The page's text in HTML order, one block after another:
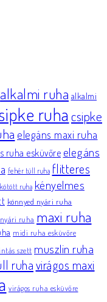
alkalmi ruha alkalmi
ruhacsipke
elegáns maxi ruha
ruha esküvőre elegáns
fehér tüll ruha flitteres
ruha kényelmes
könnyed nyári ruha
ruha maxi ruha
midi ruha esküvőre
szett muszlin ruha
ruhavirágos maxi
virágos ruha esküvőre